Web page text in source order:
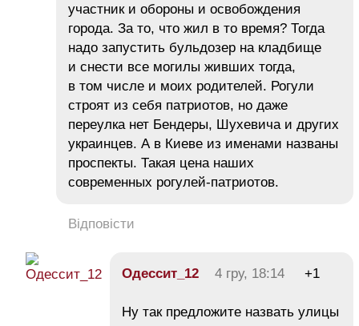
участник и обороны и освобождения
города. За то, что жил в то время? Тогда
надо запустить бульдозер на кладбище
и снести все могилы живших тогда,
в том числе и моих родителей. Рогули
строят из себя патриотов, но даже
переулка нет Бендеры, Шухевича и других
украинцев. А в Киеве из именами названы
проспекты. Такая цена наших
современных рогулей-патриотов.
Відповісти
Одессит_12 4 гру, 18:14 +1
Ну так предложите назвать улицы